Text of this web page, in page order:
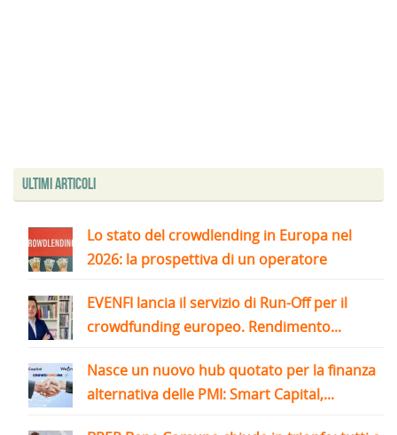
Ultimi articoli
Lo stato del crowdlending in Europa nel
2026: la prospettiva di un operatore
EVENFI lancia il servizio di Run-Off per il
crowdfunding europeo. Rendimento...
Nasce un nuovo hub quotato per la finanza
alternativa delle PMI: Smart Capital,...